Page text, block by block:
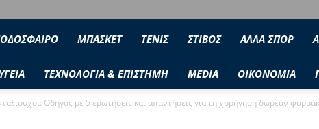
ΜΠΑΣΚΕΤ ΤΕΝΙΣ ΣΤΙΒΟΣ ΑΛΛΑ ΣΠΟΡ
ΥΓΕΙΑ ΤΕΧΝΟΛΟΓΙΑ & ΕΠΙΣΤΗΜΗ MEDIA ΟΙΚΟΝΟΜΙΑ
Οδηγός με 5 ερωτήσεις και απαντήσεις για τη χορήγηση δωρεάν